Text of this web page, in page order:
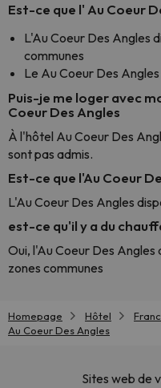
Est-ce que l' Au Coeur
L'Au Coeur Des Angles
communes
Le Au Coeur Des
Puis-je me loger avec
Coeur Des Angles
À l'hôtel Au Coeur Des
sont pas admis.
Est-ce que l'Au Coeur
L'Au Coeur Des Angles
est-ce qu'il y a du
Oui, l'Au Coeur Des
zones communes
Homepage Hôtel
Au Coeur Des Angles
Sites web de